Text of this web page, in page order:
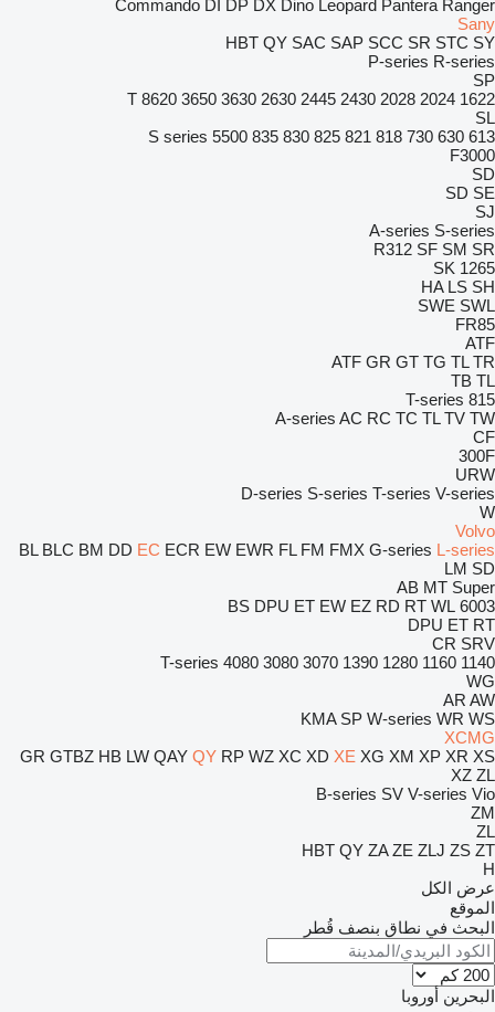
Commando DI DP DX Dino Leopard Pantera Ranger
Sany
HBT QY SAC SAP SCC SR STC SY
P-series R-series
SP
1622
2024
2028
2430
2445
2630
3630
3650
8620 T
SL
613
630
730
818
821
825
830
835
5500
S series
F3000
SD
SD SE
SJ
A-series S-series
R312 SF SM SR
1265
SK
HA LS SH
SWE SWL
FR85
ATF
ATF GR GT TG TL TR
TB TL
815
T-series
A-series AC RC TC TL TV TW
CF
300F
URW
D-series S-series T-series V-series
W
Volvo
BL BLC BM DD EC ECR EW EWR FL FM FMX G-series L-series
LM SD
AB MT Super
6003
BS DPU ET EW EZ RD RT WL
DPU ET RT
CR SRV
1140
1160
1280
1390
3070
3080
4080
T-series
WG
AR AW
KMA SP W-series WR WS
XCMG
GR GTBZ HB LW QAY QY RP WZ XC XD XE XG XM XP XR XS
XZ ZL
B-series SV V-series Vio
ZM
ZL
HBT QY ZA ZE ZLJ ZS ZT
H
عرض الكل
الموقع
البحث في نطاق بنصف قُطر
البحرين أوروبا